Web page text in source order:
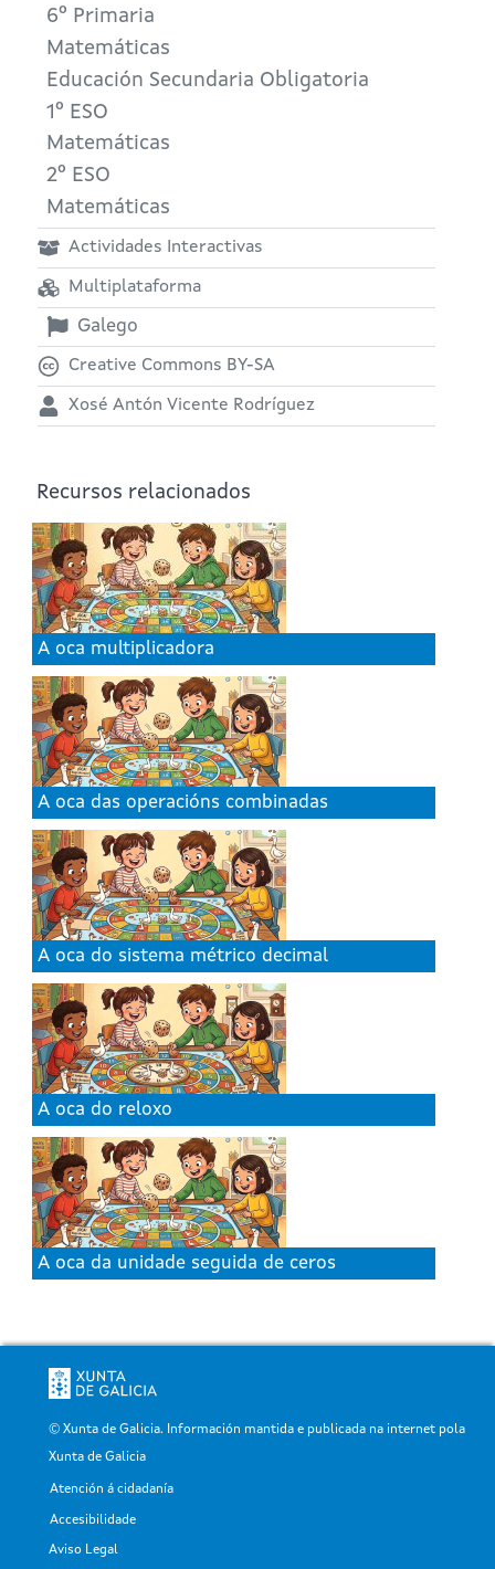
6º Primaria
Matemáticas
Educación Secundaria Obligatoria
1º ESO
Matemáticas
2º ESO
Matemáticas
Actividades Interactivas
Multiplataforma
Galego
Creative Commons BY-SA
Xosé Antón Vicente Rodríguez
Recursos relacionados
A oca multiplicadora
A oca das operacións combinadas
A oca do sistema métrico decimal
A oca do reloxo
A oca da unidade seguida de ceros
© Xunta de Galicia. Información mantida e publicada na internet pola
Xunta de Galicia
Pé
Atención á cidadanía
Accesibilidade
Aviso Legal